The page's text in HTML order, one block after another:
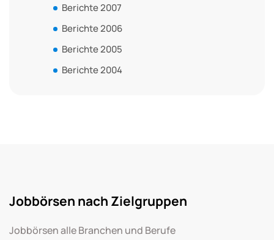
Berichte 2007
Berichte 2006
Berichte 2005
Berichte 2004
Jobbörsen nach Zielgruppen
Jobbörsen alle Branchen und Berufe